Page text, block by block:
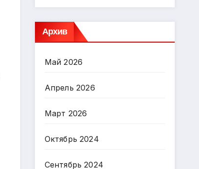
Архив
Май 2026
Апрель 2026
Март 2026
Октябрь 2024
Сентябрь 2024